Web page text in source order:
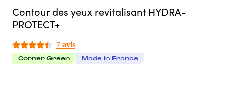
Contour des yeux revitalisant HYDRA-
PROTECT+
7 avis
Corner Green Made In France